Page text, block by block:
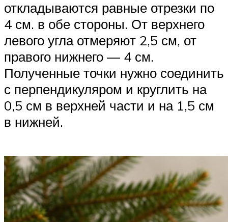
откладываются равные отрезки по
4 см. в обе стороны. От верхнего
левого угла отмеряют 2,5 см, от
правого нижнего — 4 см.
Полученные точки нужно соединить
с перпендикуляром и круглить на
0,5 см в верхней части и на 1,5 см
в нижней.